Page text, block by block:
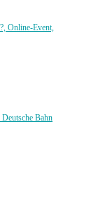
Online-Event,
Bahn